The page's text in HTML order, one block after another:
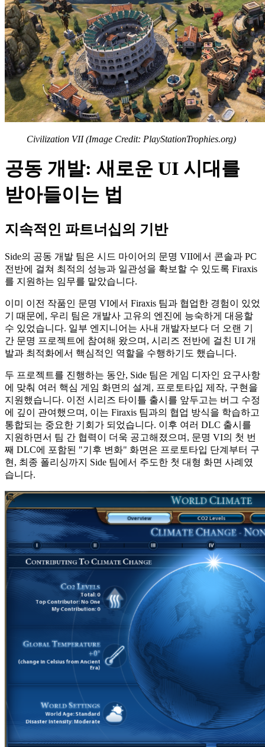
Civilization VII (Image Credit: PlayStationTrophies.org)
공동 개발: 새로운 UI 시대를
받아들이는 법
지속적인 파트너십의 기반
Side의 공동 개발 팀은 시드 마이어의 문명 VII에서 콘솔과 PC
전반에 걸쳐 최적의 성능과 일관성을 확보할 수 있도록 Firaxis
를 지원하는 임무를 맡았습니다.
이미 이전 작품인 문명 VI에서 Firaxis 팀과 협업한 경험이 있었
기 때문에, 우리 팀은 개발사 고유의 엔진에 능숙하게 대응할
수 있었습니다. 일부 엔지니어는 사내 개발자보다 더 오랜 기
간 문명 프로젝트에 참여해 왔으며, 시리즈 전반에 걸친 UI 개
발과 최적화에서 핵심적인 역할을 수행하기도 했습니다.
두 프로젝트를 진행하는 동안, Side 팀은 게임 디자인 요구사항
에 맞춰 여러 핵심 게임 화면의 설계, 프로토타입 제작, 구현을
지원했습니다. 이전 시리즈 타이틀 출시를 앞두고는 버그 수정
에 깊이 관여했으며, 이는 Firaxis 팀과의 협업 방식을 학습하고
통합되는 중요한 기회가 되었습니다. 이후 여러 DLC 출시를
지원하면서 팀 간 협력이 더욱 공고해졌으며, 문명 VI의 첫 번
째 DLC에 포함된 "기후 변화" 화면은 프로토타입 단계부터 구
현, 최종 폴리싱까지 Side 팀에서 주도한 첫 대형 화면 사례였
습니다.